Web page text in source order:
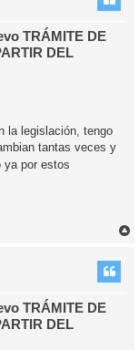
TRÁMITE DE
DEL
la legislación, tengo
tantas veces y
ya por estos
TRÁMITE DE
DEL